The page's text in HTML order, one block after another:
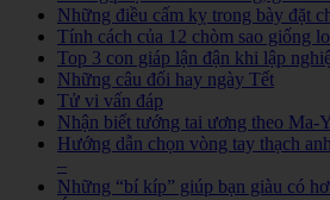
Những điều cấm kỵ trong bày đặt
Tính cách của 12 chòm sao giống
Top 3 con giáp lận đận khi lập
Những câu đối hay ngày Tết
Tử vi vấn đáp
Nhận biết tướng tai ương theo Ma-
Hướng dẫn chọn vòng tay thạch
–
Những “bí kíp” giúp bạn giàu có